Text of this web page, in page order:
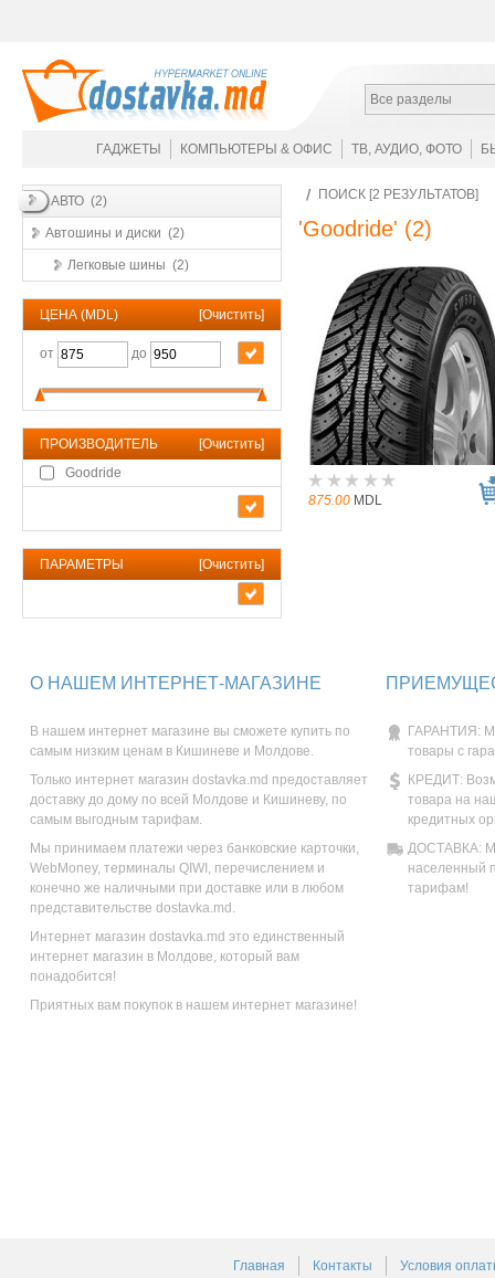
Все разделы
ГАДЖЕТЫ КОМПЬЮТЕРЫ & ОФИС ТВ, АУДИО, ФОТО
АВТО (2)
Автошины и диски (2)
Легковые шины (2)
ЦЕНА (MDL) [Очистить]
от до
ПРОИЗВОДИТЕЛЬ [Очистить]
Goodride
ПАРАМЕТРЫ [Очистить]
ПОИСК [2 РЕЗУЛЬТАТОВ]
'Goodride' (2)
875.00 MDL
О НАШЕМ ИНТЕРНЕТ-МАГАЗИНЕ
В нашем интернет магазине вы сможете купить по
самым низким ценам в Кишиневе и Молдове.
Только интернет магазин dostavka.md предоставляет
доставку до дому по всей Молдове и Кишиневу, по
самым выгодным тарифам.
Мы принимаем платежи через банковские карточки,
WebMoney, терминалы QIWI, перечислением и
конечно же наличными при доставке или в любом
представительстве dostavka.md.
Интернет магазин dostavka.md это единственный
интернет магазин в Молдове, который вам
понадобится!
Приятных вам покупок в нашем интернет магазине!
ГАРАНТИЯ:
товары с
КРЕДИТ:
товара на
кредитных
ДОСТАВКА:
населенный
тарифам!
Главная Контакты Условия